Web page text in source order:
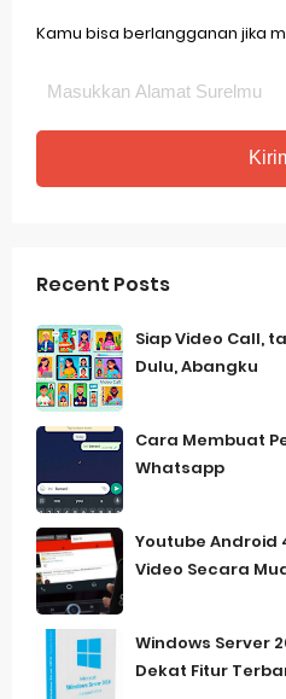
Kamu bisa berlangganan jika
Recent Posts
Siap Video Call,
Dulu, Abangku
Cara Membuat
Whatsapp
Youtube Android
Video Secara
Windows Server
Dekat Fitur